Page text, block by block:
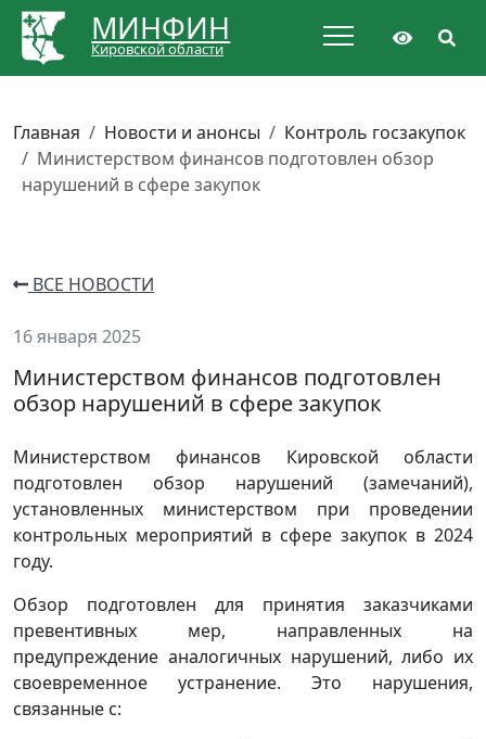
МИНФИН
Кировской области
Главная Новости и анонсы
Контроль госзакупок
Министерством финансов подготовлен обзор
нарушений в сфере закупок
ВСЕ НОВОСТИ
16 января 2025
Министерством финансов подготовлен
обзор нарушений в сфере закупок
Министерством финансов Кировской области
подготовлен обзор нарушений (замечаний),
установленных министерством при проведении
контрольных мероприятий в сфере закупок в 2024
году.
Обзор подготовлен для принятия заказчиками
превентивных мер, направленных на
предупреждение аналогичных нарушений, либо их
своевременное устранение. Это нарушения,
связанные с: